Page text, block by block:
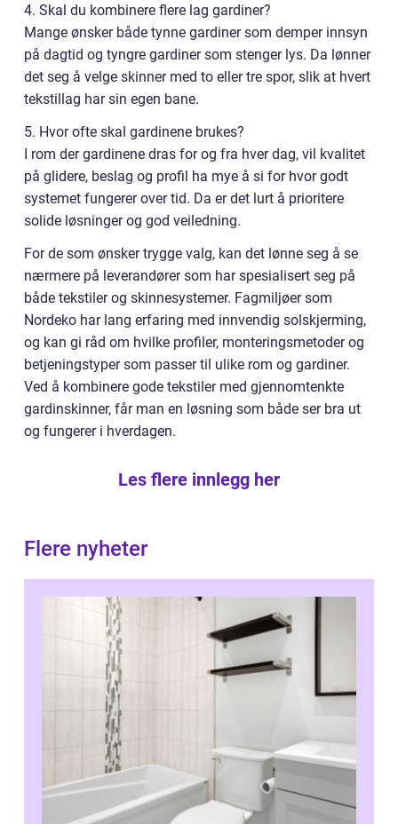
4. Skal du kombinere flere lag gardiner?
Mange ønsker både tynne gardiner som demper innsyn
på dagtid og tyngre gardiner som stenger lys. Da lønner
det seg å velge skinner med to eller tre spor, slik at hvert
tekstillag har sin egen bane.
5. Hvor ofte skal gardinene brukes?
I rom der gardinene dras for og fra hver dag, vil kvalitet
på glidere, beslag og profil ha mye å si for hvor godt
systemet fungerer over tid. Da er det lurt å prioritere
solide løsninger og god veiledning.
For de som ønsker trygge valg, kan det lønne seg å se
nærmere på leverandører som har spesialisert seg på
både tekstiler og skinnesystemer. Fagmiljøer som
Nordeko har lang erfaring med innvendig solskjerming,
og kan gi råd om hvilke profiler, monteringsmetoder og
betjeningstyper som passer til ulike rom og gardiner.
Ved å kombinere gode tekstiler med gjennomtenkte
gardinskinner, får man en løsning som både ser bra ut
og fungerer i hverdagen.
Les flere innlegg her
Flere nyheter